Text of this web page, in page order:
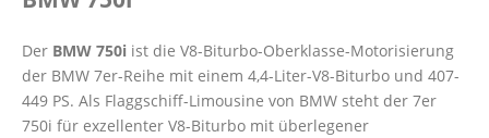
Der BMW 750i ist die V8-Biturbo-Oberklasse-Motorisierung
der BMW 7er-Reihe mit einem 4,4-Liter-V8-Biturbo und 407-
449 PS. Als Flaggschiff-Limousine von BMW steht der 7er
750i für exzellenter V8-Biturbo mit überlegener